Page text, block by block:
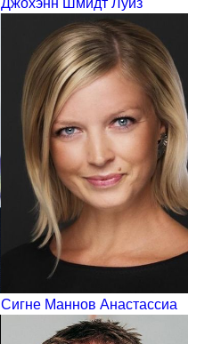
Сигне Маннов Анастассиа